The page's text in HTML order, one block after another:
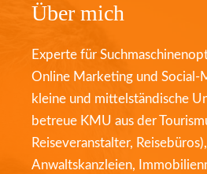
Über mich
Experte für
Online Marketing und Social-
kleine und mittelständische
betreue KMU aus der
Reiseveranstalter,
Anwaltskanzleien,